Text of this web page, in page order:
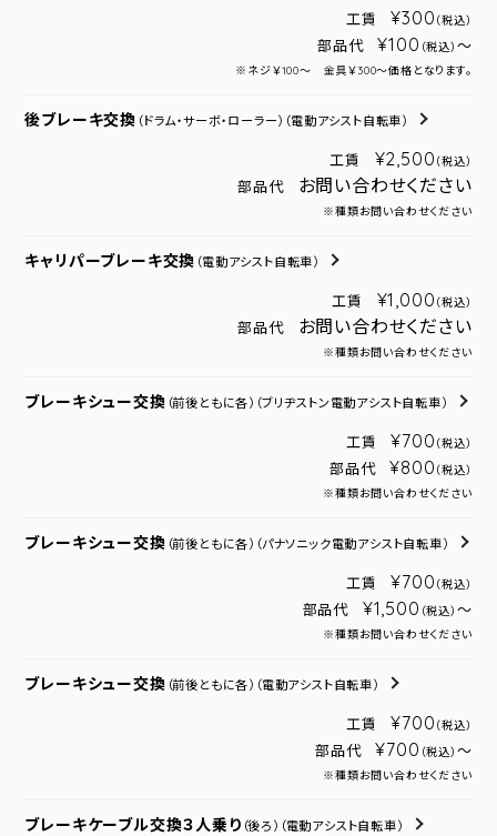
工賃 ¥300 （税込）
部品代 ¥100 （税込） ～
※ネジ￥100～ 金具￥300～価格となります。
後ブレーキ交換 （ドラム・サーボ・ローラー） （電動アシスト自転車）
工賃 ¥2,500 （税込）
部品代 お問い合わせください
※種類お問い合わせください
キャリパーブレーキ交換 （電動アシスト自転車）
工賃 ¥1,000 （税込）
部品代 お問い合わせください
※種類お問い合わせください
ブレーキシュー交換 （前後ともに各） （ブリヂストン電動アシスト自転車）
工賃 ¥700 （税込）
部品代 ¥800 （税込）
※種類お問い合わせください
ブレーキシュー交換 （前後ともに各） （パナソニック電動アシスト自転車）
工賃 ¥700 （税込）
部品代 ¥1,500 （税込） ～
※種類お問い合わせください
ブレーキシュー交換 （前後ともに各） （電動アシスト自転車）
工賃 ¥700 （税込）
部品代 ¥700 （税込） ～
※種類お問い合わせください
ブレーキケーブル交換３人乗り （後ろ） （電動アシスト自転車）